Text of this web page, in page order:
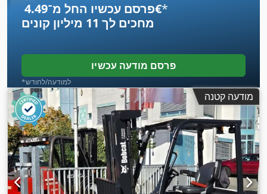
פרסם עכשיו החל מ־‏4.49 ‏€*
מחכים לך 11 מיליון קונים
פרסם מודעה עכשיו
*למודעה/לחודש
מודעה קטנה